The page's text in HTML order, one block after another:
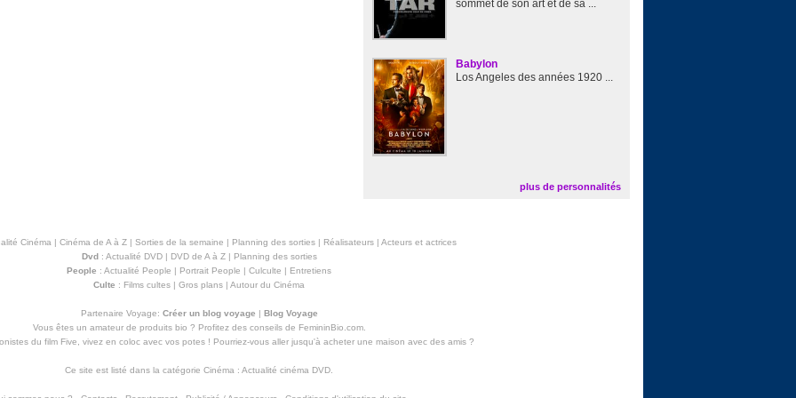
sommet de son art et de sa ...
Babylon
Los Angeles des années 1920 ...
plus de personnalités
Cinéma | Cinéma de A à Z| Sorties de la semaine | Planning des sorties| Réalisateurs| Acteurs et actrices
Dvd: Actualité DVD| DVD de A à Z| Planning des sorties
People : Actualité People | Portrait People | Culculte | Entretiens
Culte : Films cultes | Gros plans | Autour du Cinéma
Partenaire Voyage: Créer un blog voyage | Blog Voyage
Vous êtes un amateur de produits bio ? Profitez des conseils de FemininBio.com.
du film Five, vivez en coloc avec vos potes ! Pourriez-vous aller jusqu'à acheter une maison avec des amis?
Ce site est listé dans la catégorie Cinéma : Actualité cinéma DVD